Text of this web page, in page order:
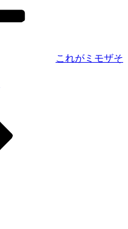
これがミモザそ